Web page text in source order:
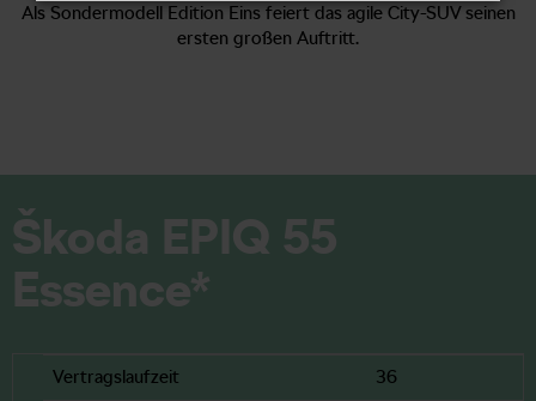
Als Sondermodell Edition Eins feiert das agile City-SUV seinen
ersten großen Auftritt.
Škoda EPIQ 55
Essence*
Vertragslaufzeit 36